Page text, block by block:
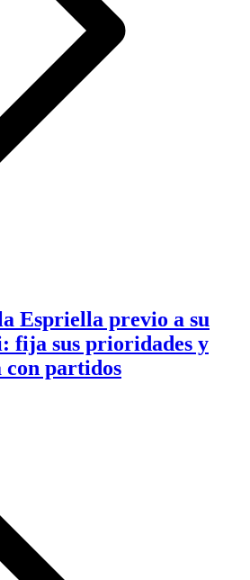
Espriella previo a su
fija sus prioridades y
con partidos